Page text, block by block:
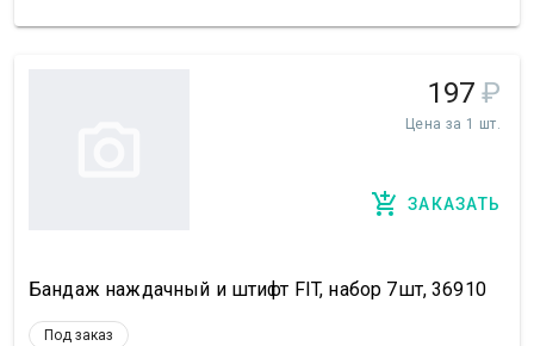
197 ₽
Цена за 1 шт.
ЗАКАЗАТЬ
Бандаж наждачный и штифт FIT, набор 7шт, 36910
Под заказ